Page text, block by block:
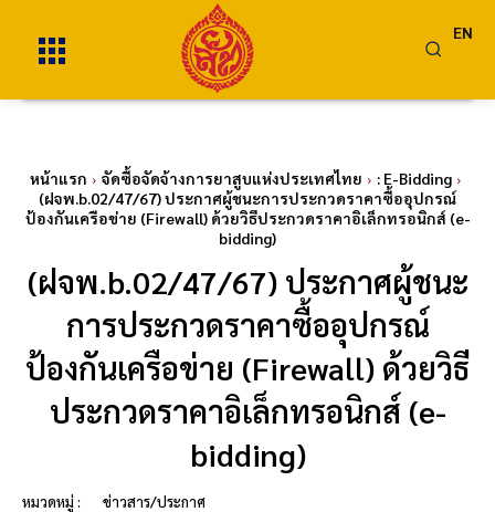
EN
หน้าแรก จัดซื้อจัดจ้างการยาสูบแห่งประเทศไทย
: E-Bidding
(ฝจพ.b.02/47/67) ประกาศผู้ชนะการประกวดราคาซื้ออุปกรณ์
ป้องกันเครือข่าย (Firewall) ด้วยวิธีประกวดราคาอิเล็กทรอนิกส์ (e-
bidding)
(ฝจพ.b.02/47/67) ประกาศผู้ชนะ
การประกวดราคาซื้ออุปกรณ์
ป้องกันเครือข่าย (Firewall) ด้วยวิธี
ประกวดราคาอิเล็กทรอนิกส์ (e-
bidding)
หมวดหมู่ :
ข่าวสาร/ประกาศ